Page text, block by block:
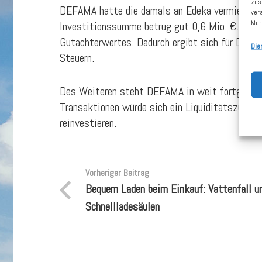
DEFAMA hatte die damals an Edeka
Investitionssumme betrug gut 0,6 Mio. €. Der
Gutachterwertes. Dadurch ergibt sich für
Steuern.
Des Weiteren steht DEFAMA in weit
Transaktionen würde sich ein
reinvestieren.
Vorheriger Beitrag
Bequem Laden beim Einkauf: Vattenfall
Schnellladesäulen